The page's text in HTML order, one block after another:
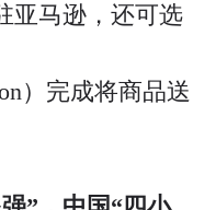
亚马逊，还可选
）完成将商品送